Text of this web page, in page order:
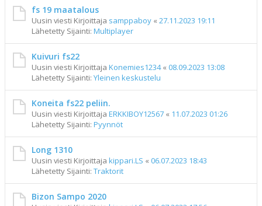
fs 19 maatalous
Uusin viesti Kirjoittaja samppaboy « 27.11.2023 19:11
Lähetetty Sijainti: Multiplayer
Kuivuri fs22
Uusin viesti Kirjoittaja Konemies1234« 08.09.2023 13:08
Lähetetty Sijainti: Yleinen keskustelu
Koneita fs22 peliin.
Uusin viesti Kirjoittaja ERKKIBOY12567 « 11.07.2023 01:26
Lähetetty Sijainti: Pyynnöt
Long 1310
Uusin viesti Kirjoittaja kippari.LS « 06.07.2023 18:43
Lähetetty Sijainti: Traktorit
Bizon Sampo 2020